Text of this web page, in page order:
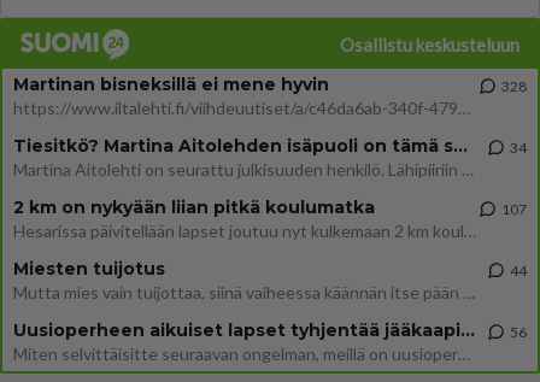
Osallistu keskusteluun
Martinan bisneksillä ei mene hyvin
https://www.iltalehti.fi/viihdeuutiset/a/c46da6ab-340f-4790-aaa7-0865eed2336 Yrityksen konkurssihakemus on tullut kärä
328
Tiesitkö? Martina Aitolehden isäpuoli on tämä suosittu laulaja
Martina Aitolehti on seurattu julkisuuden henkilö. Lähipiiriin mahtuu muitakin tunnettuja henkilöitä. Tiesitkö, että Ma
34
2 km on nykyään liian pitkä koulumatka
Hesarissa päivitellään lapset joutuu nyt kulkemaan 2 km kouluun jösses. Ruostefillarilla tuo matka menee vaikka miten äk
107
Miesten tuijotus
Mutta mies vain tuijottaa, siinä vaiheessa käännän itse pään pois. Mikä juttu? Yleensä jos joku tuijottaa tai katsoo, hä
44
Uusioperheen aikuiset lapset tyhjentää jääkaapin käydessään
Miten selvittäisitte seuraavan ongelman, meillä on uusioperhe, minulla teini-ikäiset lapset ja puolisolla aikuiset, jotk
56